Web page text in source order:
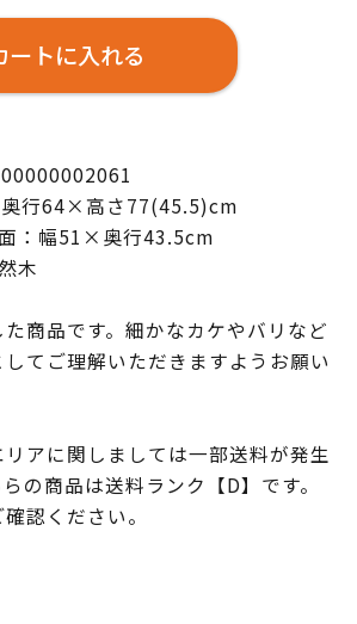
ートに入れる
行64×高さ77(45.5)cm
：幅51×奥行43.5cm
木
商品です。細かなカケやバリなど
てご理解いただきますようお願い
アに関しましては一部送料が発生
の商品は送料ランク【D】です。
認ください。